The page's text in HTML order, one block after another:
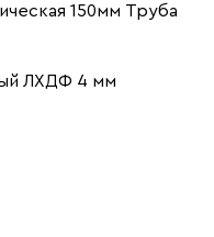
150мм Труба
ЛХДФ 4 мм